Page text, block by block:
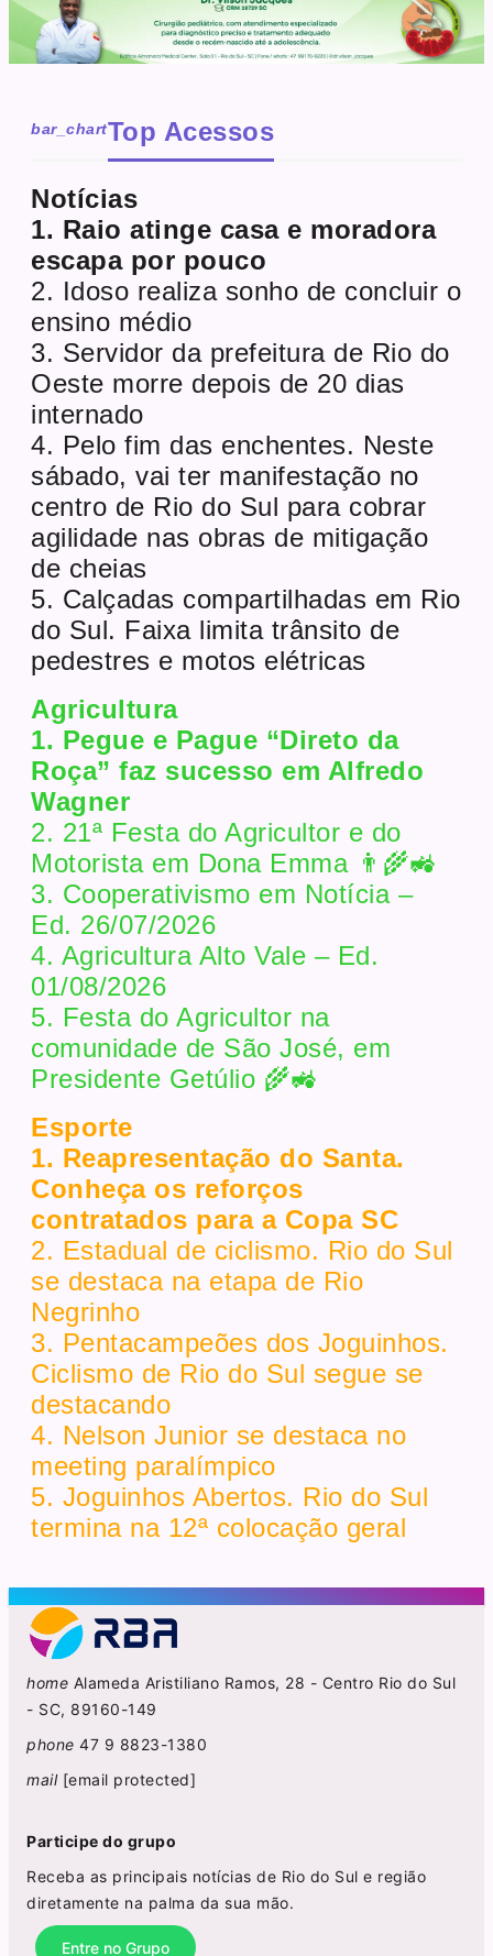
bar_chartTop Acessos
Notícias
1. Raio atinge casa e moradora
escapa por pouco
2. Idoso realiza sonho de concluir o
ensino médio
3. Servidor da prefeitura de Rio do
Oeste morre depois de 20 dias
internado
4. Pelo fim das enchentes. Neste
sábado, vai ter manifestação no
centro de Rio do Sul para cobrar
agilidade nas obras de mitigação
de cheias
5. Calçadas compartilhadas em Rio
do Sul. Faixa limita trânsito de
pedestres e motos elétricas
Agricultura
1. Pegue e Pague “Direto da
Roça” faz sucesso em Alfredo
Wagner
2. 21ª Festa do Agricultor e do
Motorista em Dona Emma 👨‍🌾🚜
3. Cooperativismo em Notícia –
Ed. 26/07/2026
4. Agricultura Alto Vale – Ed.
01/08/2026
5. Festa do Agricultor na
comunidade de São José, em
Presidente Getúlio 🌾🚜
Esporte
1. Reapresentação do Santa.
Conheça os reforços
contratados para a Copa SC
2. Estadual de ciclismo. Rio do Sul
se destaca na etapa de Rio
Negrinho
3. Pentacampeões dos Joguinhos.
Ciclismo de Rio do Sul segue se
destacando
4. Nelson Junior se destaca no
meeting paralímpico
5. Joguinhos Abertos. Rio do Sul
termina na 12ª colocação geral
home Alameda Aristiliano Ramos, 28 - Centro Rio do Sul
- SC, 89160-149
phone 47 9 8823-1380
mail [email protected]
Participe do grupo
Receba as principais notícias de Rio do Sul e região
diretamente na palma da sua mão.
Entre no Grupo